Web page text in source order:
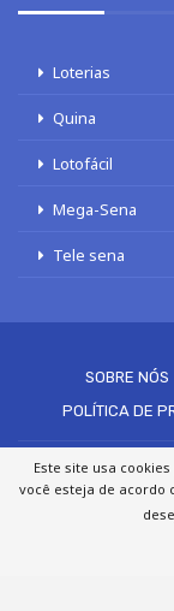
Loterias
Quina
Lotofácil
Mega-Sena
Tele sena
SOBRE NÓS
POLÍTICA DE
© 2020 -
Este site usa
você esteja de acordo